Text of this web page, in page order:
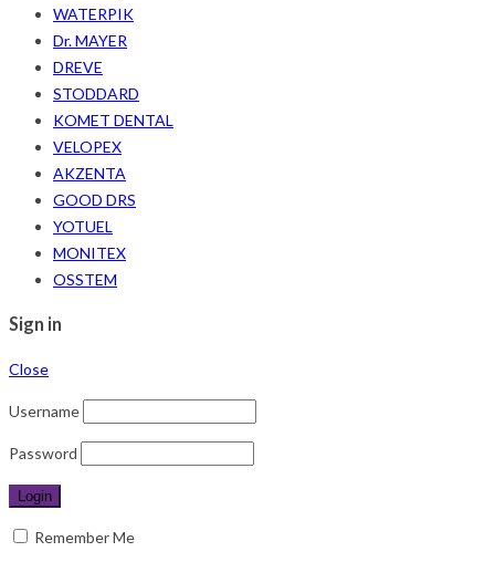
WATERPIK
Dr. MAYER
DREVE
STODDARD
KOMET DENTAL
VELOPEX
AKZENTA
GOOD DRS
YOTUEL
MONITEX
OSSTEM
Sign in
Close
Username
Password
Remember Me